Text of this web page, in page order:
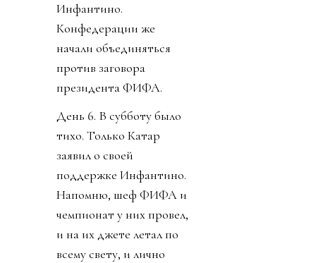
Инфантино.
Конфедерации же
начали объединяться
против заговора
президента ФИФА.
День 6. В субботу было
тихо. Только Катар
заявил о своей
поддержке Инфантино.
Напомню, шеф ФИФА и
чемпионат у них провел,
и на их джете летал по
всему свету, и лично